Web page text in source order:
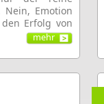
Nein, Emotion
Erfolg von
mehr